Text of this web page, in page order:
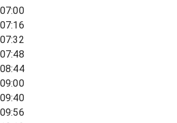
07:00
07:16
07:32
07:48
08:44
09:00
09:40
09:56